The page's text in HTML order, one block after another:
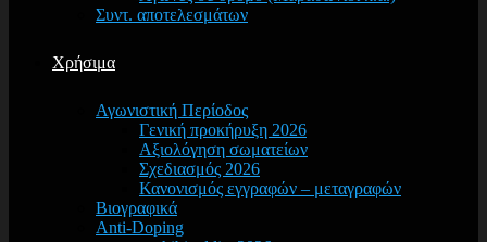
Συντ. αποτελεσμάτων
Χρήσιμα
Αγωνιστική Περίοδος
Γενική προκήρυξη 2026
Αξιολόγηση σωματείων
Σχεδιασμός 2026
Κανονισμός εγγραφών – μεταγραφών
Βιογραφικά
Anti-Doping